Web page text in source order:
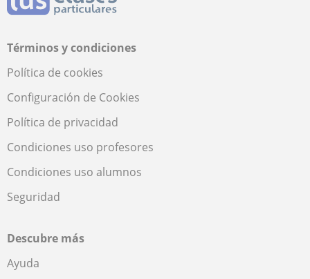
Términos y condiciones
Política de cookies
Configuración de Cookies
Política de privacidad
Condiciones uso profesores
Condiciones uso alumnos
Seguridad
Descubre más
Ayuda